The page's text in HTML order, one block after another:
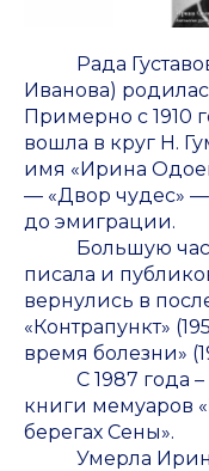
Рада
Иванова)
Примерно с 1910
вошла в круг Н.
имя «Ирина
— «Двор чудес» —
до эмиграции.
Большую
писала и
вернулись в
«Контрапункт»
время болезни»
С 1987 года – в
книги мемуаров
берегах Сены».
Умерла Ирина